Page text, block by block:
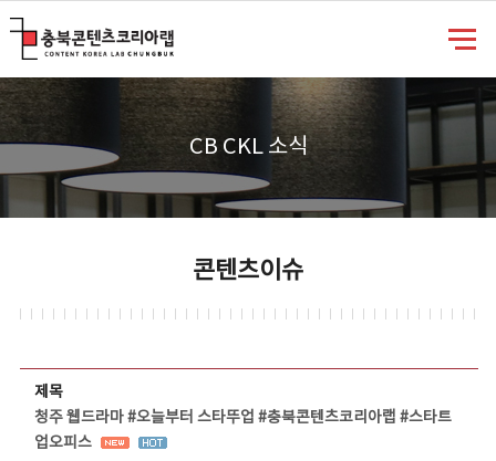
CB CKL 소식
콘텐츠이슈
제목
청주 웹드라마 #오늘부터 스타뚜업 #충북콘텐츠코리아랩 #스타트
업오피스